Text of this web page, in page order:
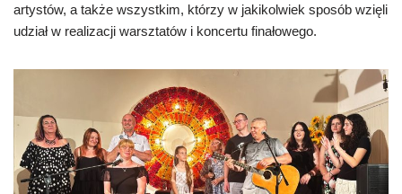
artystów, a także wszystkim, którzy w jakikolwiek sposób wzięli
udział w realizacji warsztatów i koncertu finałowego.